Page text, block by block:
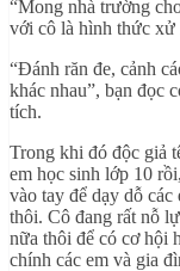
“Mong nhà trường
với cô là hình thức xử
“Đánh răn đe, cảnh
khác nhau”, bạn đọc
tích.
Trong khi đó độc giả
em học sinh lớp 10
vào tay để dạy dỗ các
thôi. Cô đang rất nỗ
nữa thôi để có cơ hội
chính các em và gia